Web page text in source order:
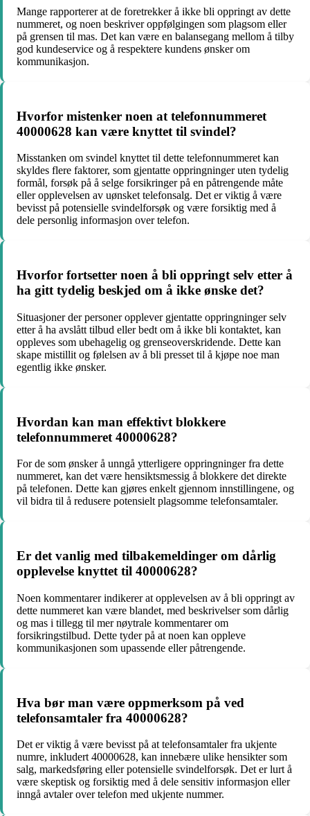
Mange rapporterer at de foretrekker å ikke bli oppringt av dette
nummeret, og noen beskriver oppfølgingen som plagsom eller
på grensen til mas. Det kan være en balansegang mellom å tilby
god kundeservice og å respektere kundens ønsker om
kommunikasjon.
Hvorfor mistenker noen at telefonnummeret
40000628 kan være knyttet til svindel?
Misstanken om svindel knyttet til dette telefonnummeret kan
skyldes flere faktorer, som gjentatte oppringninger uten tydelig
formål, forsøk på å selge forsikringer på en påtrengende måte
eller opplevelsen av uønsket telefonsalg. Det er viktig å være
bevisst på potensielle svindelforsøk og være forsiktig med å
dele personlig informasjon over telefon.
Hvorfor fortsetter noen å bli oppringt selv etter å
ha gitt tydelig beskjed om å ikke ønske det?
Situasjoner der personer opplever gjentatte oppringninger selv
etter å ha avslått tilbud eller bedt om å ikke bli kontaktet, kan
oppleves som ubehagelig og grenseoverskridende. Dette kan
skape mistillit og følelsen av å bli presset til å kjøpe noe man
egentlig ikke ønsker.
Hvordan kan man effektivt blokkere
telefonnummeret 40000628?
For de som ønsker å unngå ytterligere oppringninger fra dette
nummeret, kan det være hensiktsmessig å blokkere det direkte
på telefonen. Dette kan gjøres enkelt gjennom innstillingene, og
vil bidra til å redusere potensielt plagsomme telefonsamtaler.
Er det vanlig med tilbakemeldinger om dårlig
opplevelse knyttet til 40000628?
Noen kommentarer indikerer at opplevelsen av å bli oppringt av
dette nummeret kan være blandet, med beskrivelser som dårlig
og mas i tillegg til mer nøytrale kommentarer om
forsikringstilbud. Dette tyder på at noen kan oppleve
kommunikasjonen som upassende eller påtrengende.
Hva bør man være oppmerksom på ved
telefonsamtaler fra 40000628?
Det er viktig å være bevisst på at telefonsamtaler fra ukjente
numre, inkludert 40000628, kan innebære ulike hensikter som
salg, markedsføring eller potensielle svindelforsøk. Det er lurt å
være skeptisk og forsiktig med å dele sensitiv informasjon eller
inngå avtaler over telefon med ukjente nummer.